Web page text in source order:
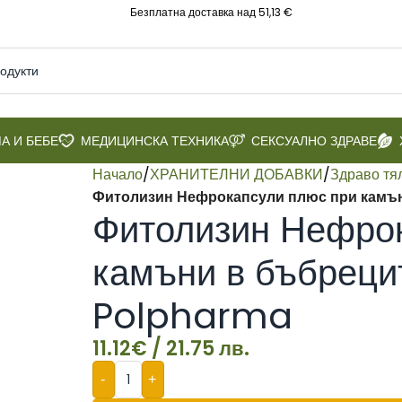
Безплатна доставка над 51,13 €
И БЕБЕ МЕДИЦИНСКА ТЕХНИКА СЕКСУАЛНО ЗДРАВЕ
Начало/ХРАНИТЕЛНИ ДОБАВКИ/Здраво
Фитолизин Нефрокапсули плюс при
Фитолизин
камъни в
Polpharma
11.12€ / 21.75 лв.
- +